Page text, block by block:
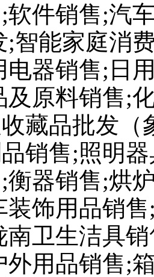
软件销售;汽
;智能家庭消
电器销售;日
及原料销售;
藏品批发（
销售;照明
衡器销售;烘
装饰用品销
南卫生洁具
外用品销售;